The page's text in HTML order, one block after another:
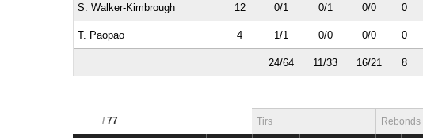
S. Walker-Kimbrough 12 0/1 0/1 0/0 0
T. Paopao 4 1/1 0/0 0/0 0
24/64 11/33 16/21 8
/ 77 Tirs Rebonds